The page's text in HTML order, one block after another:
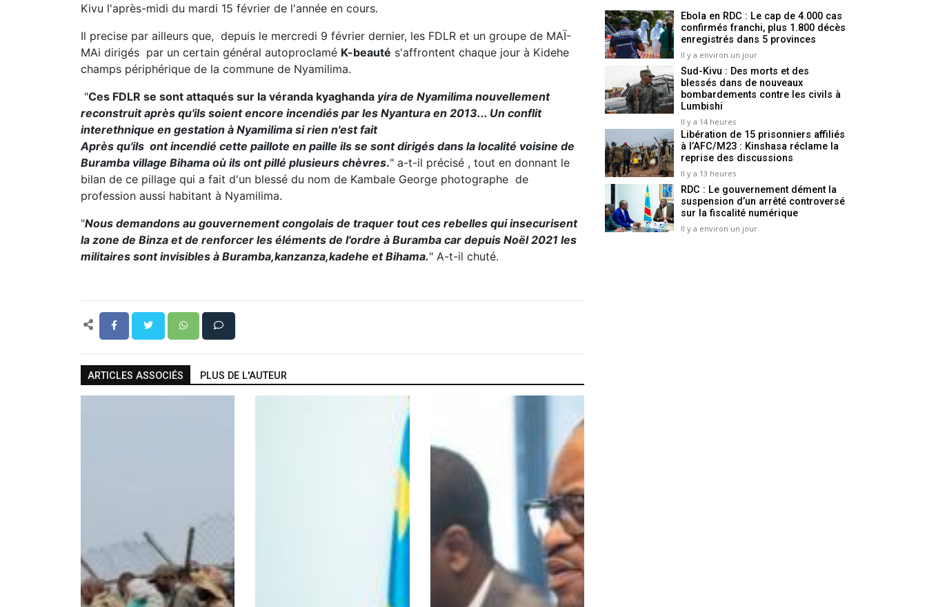
Kivu l'après-midi du mardi 15 février de l'année en cours.
Il precise par ailleurs que, depuis le mercredi 9 février dernier, les FDLR et un groupe de MAÏ-
MAi dirigés par un certain général autoproclamé K-beauté s'affrontent chaque jour à Kidehe
champs périphérique de la commune de Nyamilima.
"Ces FDLR se sont attaqués sur la véranda kyaghanda yira de Nyamilima nouvellement
reconstruit après qu'ils soient encore incendiés par les Nyantura en 2013... Un conflit
interethnique en gestation à Nyamilima si rien n'est fait
Après qu'ils ont incendié cette paillote en paille ils se sont dirigés dans la localité voisine de
Buramba village Bihama où ils ont pillé plusieurs chèvres." a-t-il précisé , tout en donnant le
bilan de ce pillage qui a fait d'un blessé du nom de Kambale George photographe de
profession aussi habitant à Nyamilima.
"Nous demandons au gouvernement congolais de traquer tout ces rebelles qui insecurisent
la zone de Binza et de renforcer les éléments de l'ordre à Buramba car depuis Noël 2021 les
militaires sont invisibles à Buramba,kanzanza,kadehe et Bihama." A-t-il chuté.
ARTICLES ASSOCIÉS PLUS DE L'AUTEUR
Ebola en RDC : Le cap de 4.000 cas
confirmés franchi, plus 1.800 décès
enregistrés dans 5 provinces
Il y a environ un jour
Sud-Kivu : Des morts et des
blessés dans de nouveaux
bombardements contre les civils à
Lumbishi
Il y a 14 heures
Libération de 15 prisonniers affiliés
à l’AFC/M23 : Kinshasa réclame la
reprise des discussions
Il y a 13 heures
RDC : Le gouvernement dément la
suspension d’un arrêté controversé
sur la fiscalité numérique
Il y a environ un jour